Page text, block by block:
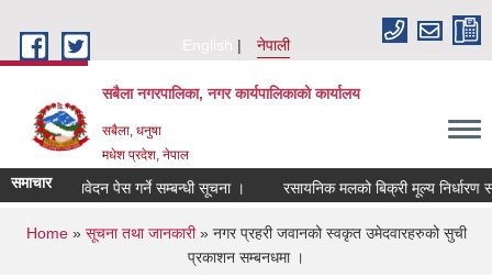
English
नेपाली
सबैला नगरपालिका, नगर कार्यपालिकाको कार्यालय
सबैला, धनुषा
मधेश प्रदेश, नेपाल
समाचार
आशयको निवेदन पेस गर्ने सम्बन्धी सूचना । रसायनिक मलको बिक्री मूल्य निर्धारण
You are here
Home» सूचना तथा जानकारी» नगर प्रहरी जवानको स्वकृत उमेदवारहरुको सुची
प्रकाशन सम्बनधमा ।